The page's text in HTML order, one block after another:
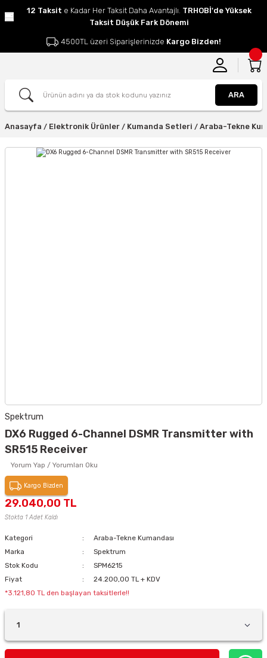
12 Taksit e Kadar Her Taksit Daha Avantajlı. TRHOBİ'de Yüksek
Taksit Düşük Fark Dönemi
4500TL üzeri Siparişlerinizde Kargo Bizden!
ARA
Anasayfa Elektronik Ürünler Kumanda Setleri Araba-Tekne
Spektrum
DX6 Rugged 6-Channel DSMR Transmitter with
SR515 Receiver
Yorum Yap / Yorumları Oku
Kargo Bizden
29.040,00 TL
Stokta 1 Adet Kaldı
Kategori
Araba-Tekne Kumandası
Marka
Spektrum
Stok Kodu
SPM6215
Fiyat
24.200,00 TL + KDV
*3.121,80 TL den başlayan taksitlerle!!